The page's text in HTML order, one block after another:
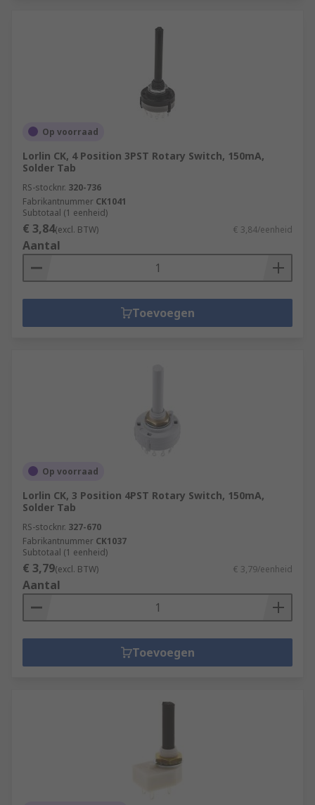
Op voorraad
Lorlin CK, 4 Position 3PST Rotary Switch, 150mA,
Solder Tab
RS-stocknr. 320-736
Fabrikantnummer CK1041
Subtotaal (1 eenheid)
€ 3,84(excl. BTW) € 3,84/eenheid
Aantal
Toevoegen
Op voorraad
Lorlin CK, 3 Position 4PST Rotary Switch, 150mA,
Solder Tab
RS-stocknr. 327-670
Fabrikantnummer CK1037
Subtotaal (1 eenheid)
€ 3,79(excl. BTW) € 3,79/eenheid
Aantal
Toevoegen